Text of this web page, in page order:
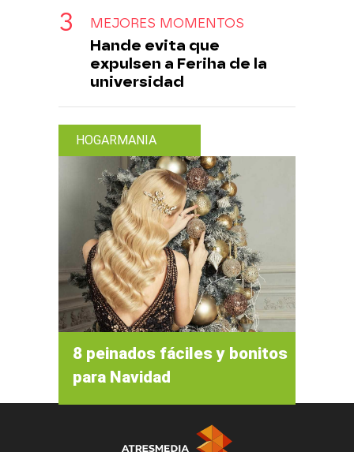
MEJORES MOMENTOS
Hande evita que
expulsen a Feriha de la
universidad
HOGARMANIA
8 peinados fáciles y bonitos
para Navidad